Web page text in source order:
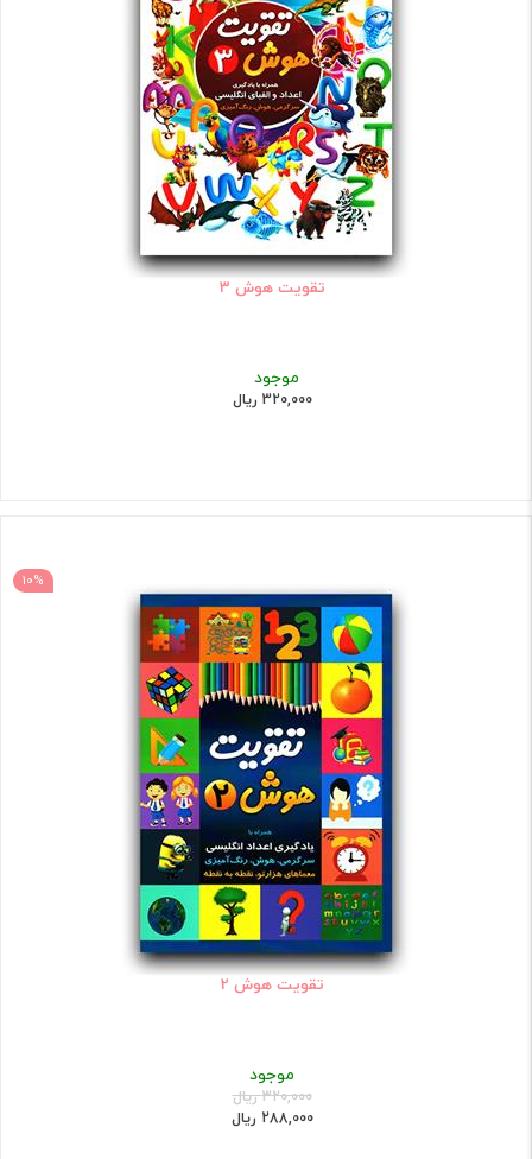
تقویت هوش 3
موجود
320,000 ریال
10%
تقویت هوش 2
موجود
320,000 ریال
288,000 ریال